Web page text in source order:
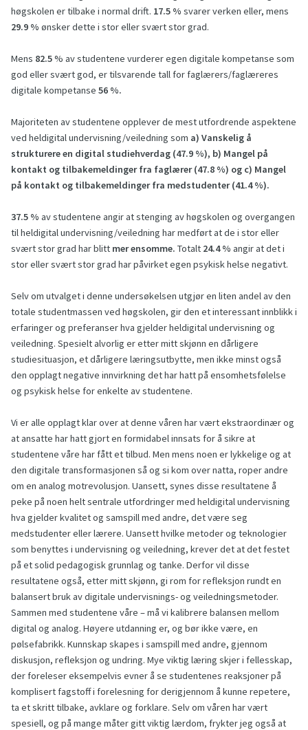
høgskolen er tilbake i normal drift. 17.5 % svarer verken eller, mens
29.9 % ønsker dette i stor eller svært stor grad.
Mens 82.5% av studentene vurderer egen digitale kompetanse som
god eller svært god, er tilsvarende tall for faglærers/faglæreres
digitale kompetanse 56 %.
Majoriteten av studentene opplever de mest utfordrende aspektene
ved heldigital undervisning/veiledning som a) Vanskelig å
strukturere en digital studiehverdag (47.9 %), b) Mangel på
kontakt og tilbakemeldinger fra faglærer (47.8 %) og c) Mangel
på kontakt og tilbakemeldinger fra medstudenter (41.4 %).
37.5 % av studentene angir at stenging av høgskolen og overgangen
til heldigital undervisning/veiledning har medført at de i stor eller
svært stor grad har blitt mer ensomme. Totalt 24.4 % angir at det i
stor eller svært stor grad har påvirket egen psykisk helse negativt.
Selv om utvalget i denne undersøkelsen utgjør en liten andel av den
totale studentmassen ved høgskolen, gir den et interessant innblikk i
erfaringer og preferanser hva gjelder heldigital undervisning og
veiledning. Spesielt alvorlig er etter mitt skjønn en dårligere
studiesituasjon, et dårligere læringsutbytte, men ikke minst også
den opplagt negative innvirkning det har hatt på ensomhetsfølelse
og psykisk helse for enkelte av studentene.
Vi er alle opplagt klar over at denne våren har vært ekstraordinær og
at ansatte har hatt gjort en formidabel innsats for å sikre at
studentene våre har fått et tilbud. Men mens noen er lykkelige og at
den digitale transformasjonen så og si kom over natta, roper andre
om en analog motrevolusjon. Uansett, synes disse resultatene å
peke på noen helt sentrale utfordringer med heldigital undervisning
hva gjelder kvalitet og samspill med andre, det være seg
medstudenter eller lærere. Uansett hvilke metoder og teknologier
som benyttes i undervisning og veiledning, krever det at det festet
på et solid pedagogisk grunnlag og tanke. Derfor vil disse
resultatene også, etter mitt skjønn, gi rom for refleksjon rundt en
balansert bruk av digitale undervisnings- og veiledningsmetoder.
Sammen med studentene våre – må vi kalibrere balansen mellom
digital og analog. Høyere utdanning er, og bør ikke være, en
pølsefabrikk. Kunnskap skapes i samspill med andre, gjennom
diskusjon, refleksjon og undring. Mye viktig læring skjer i fellesskap,
der foreleser eksempelvis evner å se studentenes reaksjoner på
komplisert fagstoff i forelesning for derigjennom å kunne repetere,
ta et skritt tilbake, avklare og forklare. Selv om våren har vært
spesiell, og på mange måter gitt viktig lærdom, frykter jeg også at